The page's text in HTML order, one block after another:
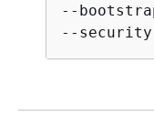
--